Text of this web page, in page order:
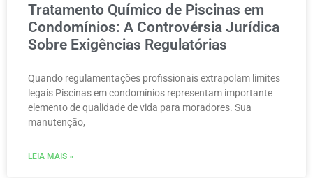
Tratamento Químico de Piscinas em
Condomínios: A Controvérsia Jurídica
Sobre Exigências Regulatórias
Quando regulamentações profissionais extrapolam limites
legais Piscinas em condomínios representam importante
elemento de qualidade de vida para moradores. Sua
manutenção,
LEIA MAIS »